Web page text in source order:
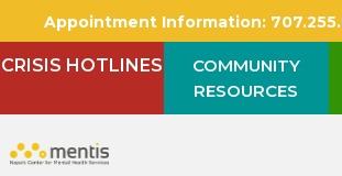
Appointment Information:
CRISIS HOTLINES
COMMUNITY
RESOURCES